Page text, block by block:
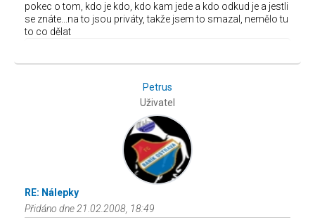
pokec o tom, kdo je kdo, kdo kam jede a kdo odkud je a jestli
se znáte...na to jsou priváty, takže jsem to smazal, nemělo tu
to co dělat
Petrus
Uživatel
RE: Nálepky
Přidáno dne 21.02.2008, 18:49